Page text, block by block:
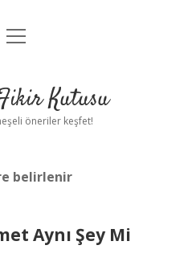
Uyarı
menüyü
Kutusu
öneriler keşfet!
belirlenir
Aynı Şey Mi